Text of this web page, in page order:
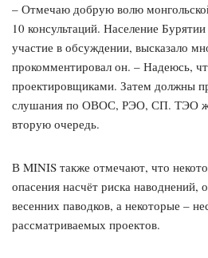
– Отмечаю добрую волю
10 консультаций. Население
участие в обсуждении, высказало
прокомментировал он. – Надеюсь,
проектировщиками. Затем должны
слушания по ОВОС, РЭО, СП. ТЭО
вторую очередь.
В MINIS также отмечают, что
опасения насчёт риска наводнений,
весенних паводков, а некоторые –
рассматриваемых проектов.